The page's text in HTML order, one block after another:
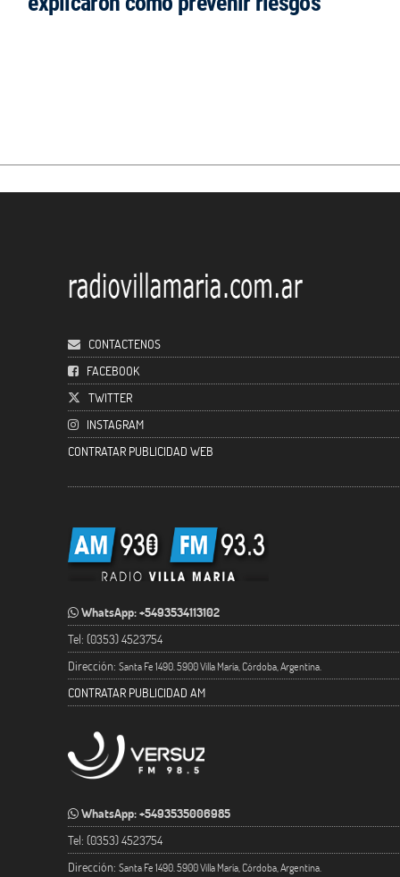
CONTACTENOS
FACEBOOK
TWITTER
INSTAGRAM
CONTRATAR PUBLICIDAD WEB
WhatsApp: +5493534113102
Tel: (0353) 4523754
Dirección: Santa Fe 1490. 5900 Villa María, Córdoba, Argentina.
CONTRATAR PUBLICIDAD AM
WhatsApp: +5493535006985
Tel: (0353) 4523754
Dirección: Santa Fe 1490. 5900 Villa María, Córdoba, Argentina.